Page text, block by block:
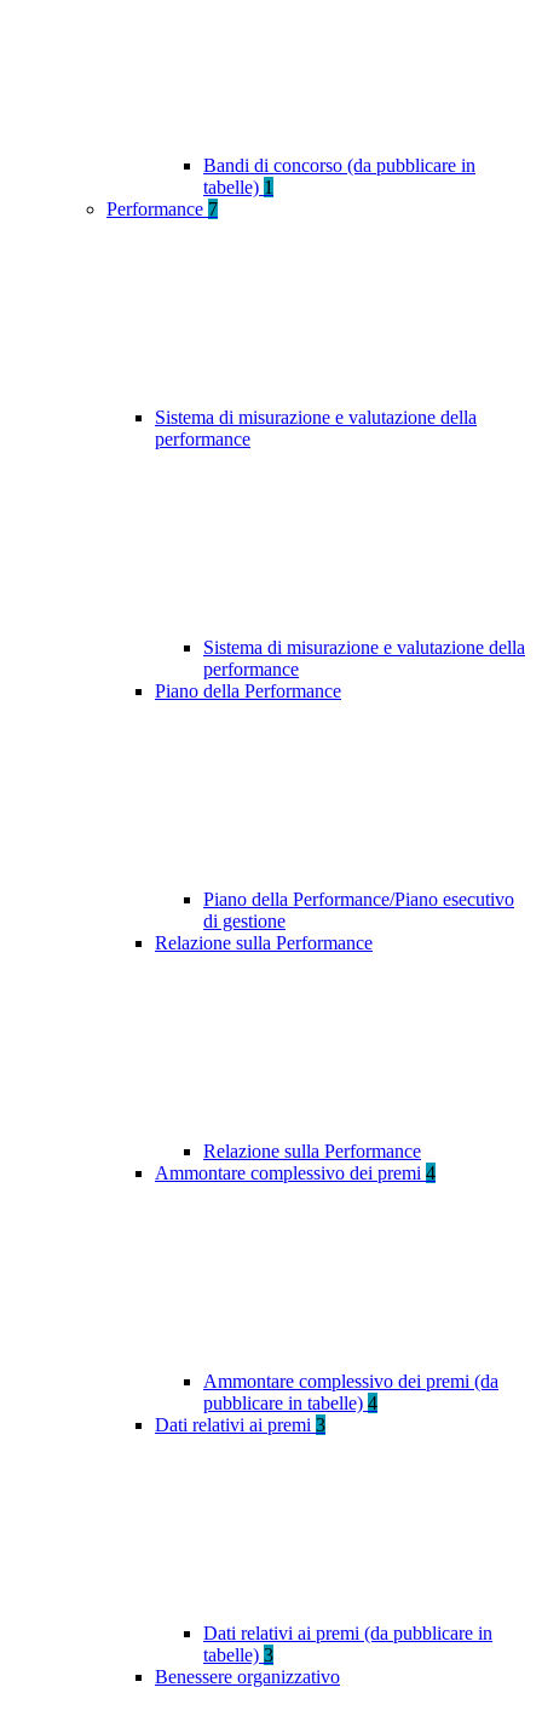
Bandi di concorso (da pubblicare in
tabelle) 1
Performance 7
Sistema di misurazione e valutazione della
performance
Sistema di misurazione e valutazione della
performance
Piano della Performance
Piano della Performance/Piano esecutivo
di gestione
Relazione sulla Performance
Relazione sulla Performance
Ammontare complessivo dei premi 4
Ammontare complessivo dei premi (da
pubblicare in tabelle) 4
Dati relativi ai premi 3
Dati relativi ai premi (da pubblicare in
tabelle) 3
Benessere organizzativo